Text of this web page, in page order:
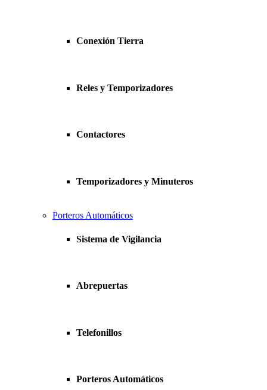
Conexión Tierra
Reles y Temporizadores
Contactores
Temporizadores y Minuteros
Porteros Automáticos
Sistema de Vigilancia
Abrepuertas
Telefonillos
Porteros Automáticos